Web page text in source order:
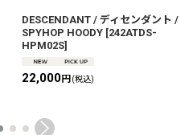
DESCENDANT / ディセンダント /
SPYHOP HOODY [242ATDS-
HPM02S]
22,000円 (税込)